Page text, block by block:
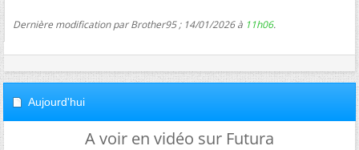
Dernière modification par Brother95 ; 14/01/2026 à 11h06.
Aujourd'hui
A voir en vidéo sur Futura